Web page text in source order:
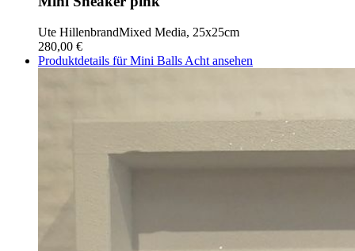
Ute HillenbrandMixed Media, 25x25cm
280,00 €
Produktdetails für Mini Balls Acht ansehen